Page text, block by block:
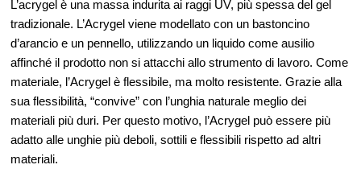
L’acrygel è una massa indurita ai raggi UV, più spessa del gel
tradizionale. L’Acrygel viene modellato con un bastoncino
d’arancio e un pennello, utilizzando un liquido come ausilio
affinché il prodotto non si attacchi allo strumento di lavoro. Come
materiale, l’Acrygel è flessibile, ma molto resistente. Grazie alla
sua flessibilità, “convive” con l’unghia naturale meglio dei
materiali più duri. Per questo motivo, l’Acrygel può essere più
adatto alle unghie più deboli, sottili e flessibili rispetto ad altri
materiali.